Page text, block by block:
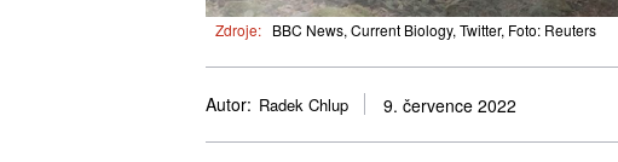
Zdroje: BBC News, Current Biology, Twitter, Foto: Reuters
Autor: Radek Chlup 9. července 2022